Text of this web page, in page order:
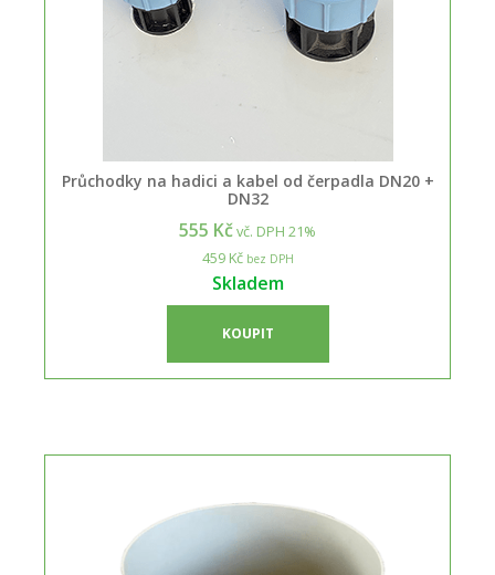
Průchodky na hadici a kabel od čerpadla DN20 +
DN32
555 Kčvč. DPH 21%
459 Kčbez DPH
Skladem
KOUPIT